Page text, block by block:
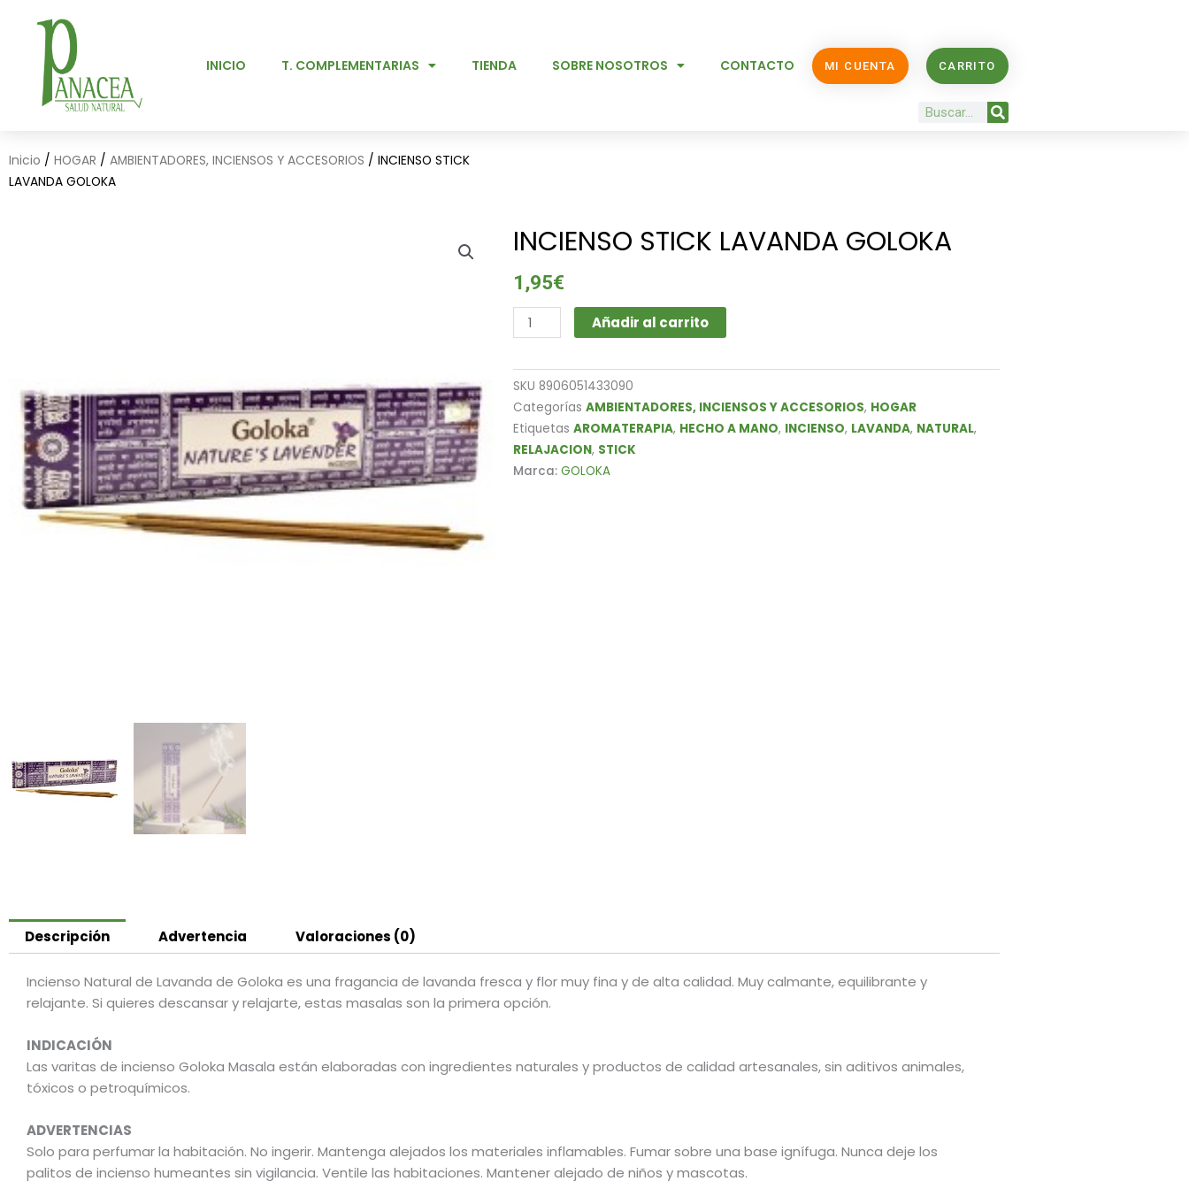
contenido
INICIO T. COMPLEMENTARIAS TIENDA SOBRE NOSOTROS CONTACTO MI CUENTA CARRITO
Buscar
Inicio / HOGAR / AMBIENTADORES, INCIENSOS Y ACCESORIOS / INCIENSO STICK
LAVANDA GOLOKA
INCIENSO STICK LAVANDA GOLOKA
1,95€
INCIENSO
STICK
GOLOKA
cantidad
Añadir al carrito
SKU 8906051433090
Categorías AMBIENTADORES, INCIENSOS Y ACCESORIOS, HOGAR
Etiquetas AROMATERAPIA, HECHO A MANO, INCIENSO, LAVANDA, NATURAL,
RELAJACION, STICK
Marca: GOLOKA
Descripción Advertencia Valoraciones (0)
Incienso Natural de Lavanda de Goloka es una fragancia de lavanda fresca y flor muy fina y de alta calidad. Muy calmante, equilibrante y
relajante. Si quieres descansar y relajarte, estas masalas son la primera opción.
INDICACIÓN
Las varitas de incienso Goloka Masala están elaboradas con ingredientes naturales y productos de calidad artesanales, sin aditivos animales,
tóxicos o petroquímicos.
ADVERTENCIAS
Solo para perfumar la habitación. No ingerir. Mantenga alejados los materiales inflamables. Fumar sobre una base ignífuga. Nunca deje los
palitos de incienso humeantes sin vigilancia. Ventile las habitaciones. Mantener alejado de niños y mascotas.